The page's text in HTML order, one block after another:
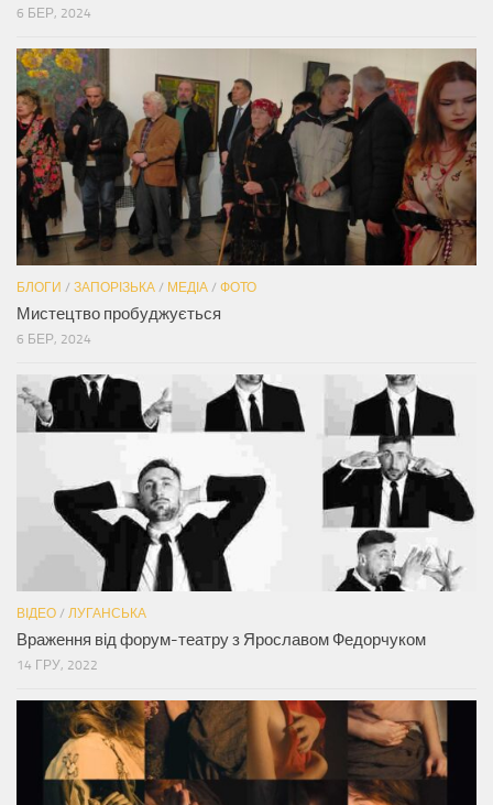
6 БЕР, 2024
БЛОГИ / ЗАПОРІЗЬКА / МЕДІА / ФОТО
Мистецтво пробуджується
6 БЕР, 2024
ВІДЕО / ЛУГАНСЬКА
Враження від форум-театру з Ярославом Федорчуком
14 ГРУ, 2022